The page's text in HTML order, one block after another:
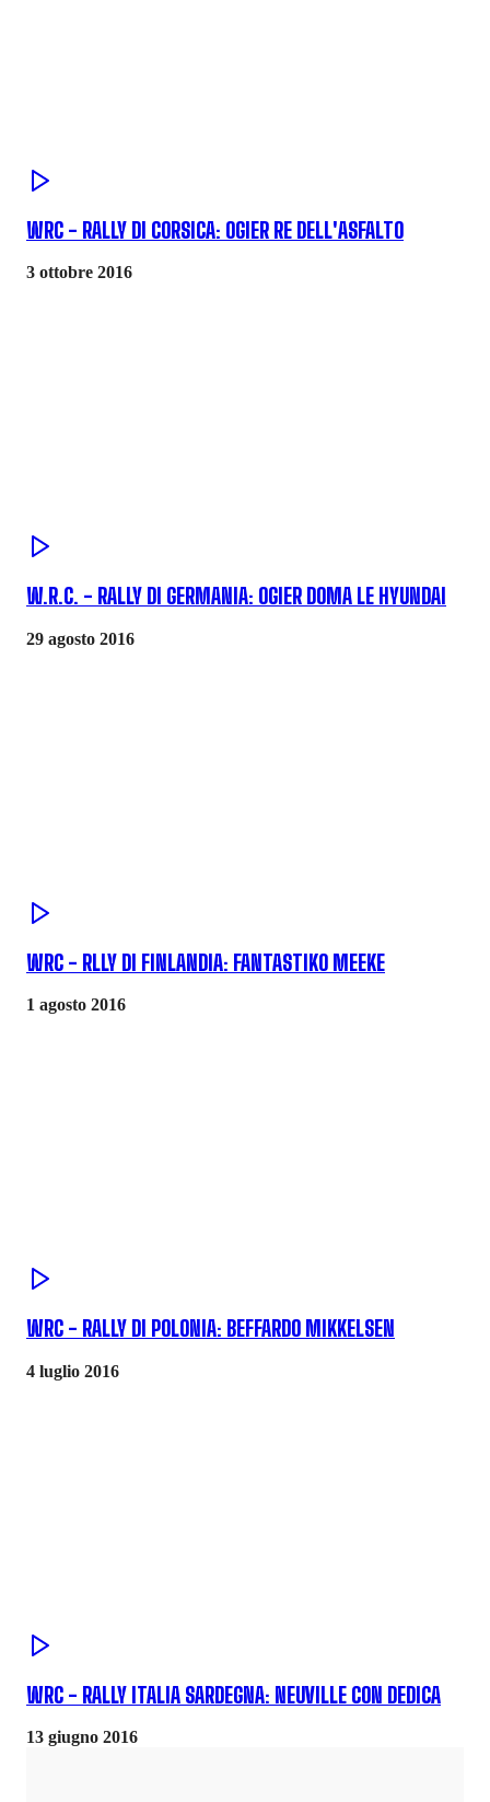
WRC - RALLY DI CORSICA: OGIER RE DELL'ASFALTO
3 ottobre 2016
W.R.C. - RALLY DI GERMANIA: OGIER DOMA LE HYUNDAI
29 agosto 2016
WRC - RLLY DI FINLANDIA: FANTASTIKO MEEKE
1 agosto 2016
WRC - RALLY DI POLONIA: BEFFARDO MIKKELSEN
4 luglio 2016
WRC - RALLY ITALIA SARDEGNA: NEUVILLE CON DEDICA
13 giugno 2016